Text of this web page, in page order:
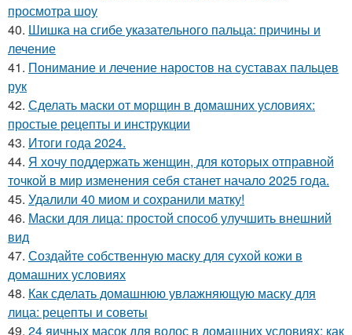
просмотра шоу
40. Шишка на сгибе указательного пальца: причины и
лечение
41. Понимание и лечение наростов на суставах пальцев
рук
42. Сделать маски от морщин в домашних условиях:
простые рецепты и инструкции
43. Итоги года 2024.
44. Я хочу поддержать женщин, для которых отправной
точкой в мир изменения себя станет начало 2025 года.
45. Удалили 40 миом и сохранили матку!
46. Маски для лица: простой способ улучшить внешний
вид
47. Создайте собственную маску для сухой кожи в
домашних условиях
48. Как сделать домашнюю увлажняющую маску для
лица: рецепты и советы
49. 24 яичных масок для волос в домашних условиях: как